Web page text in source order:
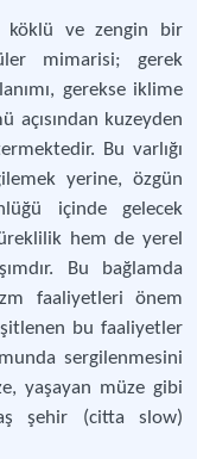
köklü ve zengin bir
mimarisi; gerek
gerekse iklime
açısından kuzeyden
Bu varlığı
yerine, özgün
içinde gelecek
hem de yerel
Bu bağlamda
faaliyetleri önem
bu faaliyetler
sergilenmesini
yaşayan müze gibi
şehir (citta slow)